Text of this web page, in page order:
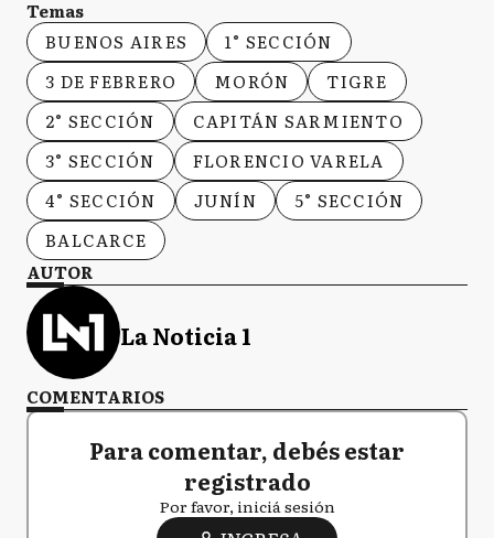
Temas
BUENOS AIRES
1° SECCIÓN
3 DE FEBRERO
MORÓN
TIGRE
2° SECCIÓN
CAPITÁN SARMIENTO
3° SECCIÓN
FLORENCIO VARELA
4° SECCIÓN
JUNÍN
5° SECCIÓN
BALCARCE
AUTOR
La Noticia 1
COMENTARIOS
Para comentar, debés estar
registrado
Por favor, iniciá sesión